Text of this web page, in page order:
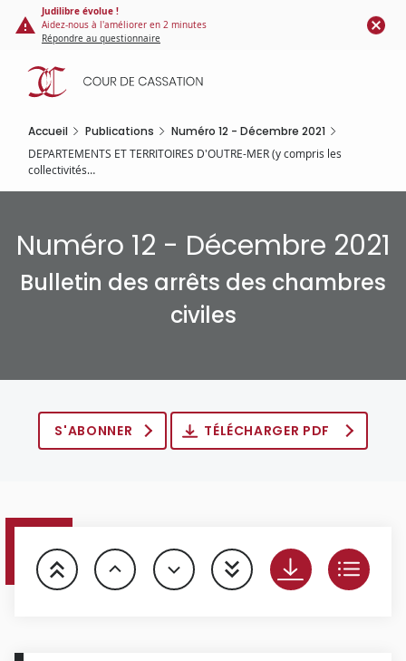
Panneau de gestion des cookies
contenu
principal
Judilibre évolue !
Aidez-nous à l'améliorer en 2 minutes
Répondre au questionnaire
Accueil Publications Numéro 12 - Décembre 2021
DEPARTEMENTS ET TERRITOIRES D'OUTRE-MER (y compris les
collectivités…
Numéro 12 - Décembre 2021
Bulletin des arrêts des chambres
civiles
S'ABONNER TÉLÉCHARGER PDF